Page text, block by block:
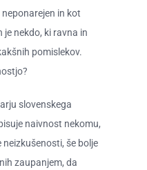
in kot
nekdo, ki ravna in
pomislekov.
slovenskega
naivnost nekomu,
neizkušenosti, še bolje
zaupanjem, da